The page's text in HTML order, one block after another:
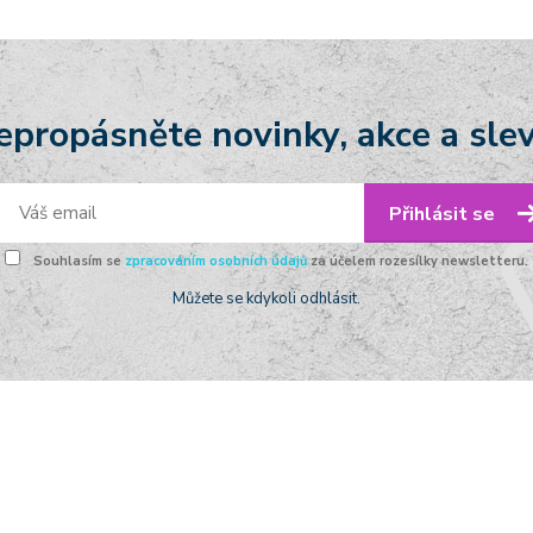
novinky, akce a
Přihlásit se
Souhlasím se zpracováním osobních údajůza účelem rozesílky newsletteru.
Můžete se kdykoli odhlásit.